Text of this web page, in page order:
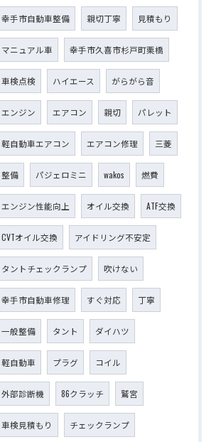
幸手市自動車整備 親切丁寧 見積もり
マニュアル車 幸手市久喜市杉戸町栗橋
車検点検 ハイエース がらがら音
エンジン エアコン 親切 パレット
軽自動車エアコン エアコン修理 三菱
整備 パジェロミニ wakos 燃費
エンジン性能向上 オイル交換 ATF交換
CVTオイル交換 アイドリング不安定
タントチェックランプ 吹けない
幸手市自動車修理 すぐ対応 丁寧
一般整備 タント ダイハツ
軽自動車 プラグ コイル
外部診断機 86クラッチ 鷲宮
車検見積もり チェックランプ